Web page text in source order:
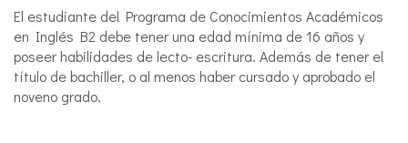
El estudiante del Programa de Conocimientos Académicos
en Inglés B2 debe tener una edad mínima de 16 años y
poseer habilidades de lecto- escritura. Además de tener el
título de bachiller, o al menos haber cursado y aprobado el
noveno grado.